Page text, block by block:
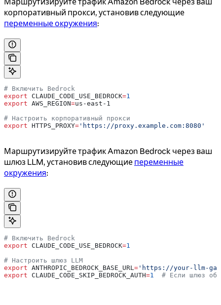
корпоративный прокси, установив следующие
переменные окружения:
# Включить Bedrock
export CLAUDE_CODE_USE_BEDROCK=1
export AWS_REGION=us-east-1
# Настроить корпоративный прокси
export HTTPS_PROXY= 'https://proxy.example.com:8080'
Маршрутизируйте трафик Amazon Bedrock через ваш
шлюз LLM, установив следующие переменные
окружения:
# Включить Bedrock
export CLAUDE_CODE_USE_BEDROCK=1
# Настроить шлюз LLM
export ANTHROPIC_BEDROCK_BASE_URL= 'https://your-llm-
export CLAUDE_CODE_SKIP_BEDROCK_AUTH=1
# Если шлюз